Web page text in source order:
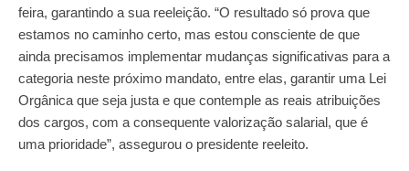
feira, garantindo a sua reeleição. “O resultado só prova que
estamos no caminho certo, mas estou consciente de que
ainda precisamos implementar mudanças significativas para a
categoria neste próximo mandato, entre elas, garantir uma Lei
Orgânica que seja justa e que contemple as reais atribuições
dos cargos, com a consequente valorização salarial, que é
uma prioridade”, assegurou o presidente reeleito.